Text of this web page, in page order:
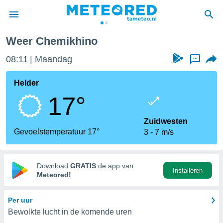
door
verstrekte
hoge
hebt de
voor
op basis
Weer Chemikhino
08:11 Maandag ...
Helder
17°
Gevoelstemperatuur 17°
Zuidwesten
3
7 m/s
Download GRATIS de app van
Meteored!
Installeren
Per uur
Bewolkte lucht in de komende uren